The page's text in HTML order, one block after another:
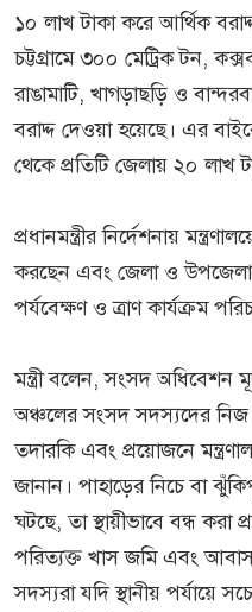
১০ লাখ টাকা করে আর্থিক
চট্টগ্রামে ৩০০ মেট্রিক টন,
রাঙামাটি, খাগড়াছড়ি ও
বরাদ্দ দেওয়া হয়েছে। এর বাইরে
থেকে প্রতিটি জেলায় ২০ লাখ
প্রধানমন্ত্রীর নির্দেশনায়
করছেন এবং জেলা ও উপজেলা
পর্যবেক্ষণ ও ত্রাণ কার্যক্রম
মন্ত্রী বলেন, সংসদ অধিবেশন
অঞ্চলের সংসদ সদস্যদের নিজ
তদারকি এবং প্রয়োজনে
জানান। পাহাড়ের নিচে বা
ঘটছে, তা স্থায়ীভাবে বন্ধ
পরিত্যক্ত খাস জমি এবং
সদস্যরা যদি স্থানীয় পর্যায়ে